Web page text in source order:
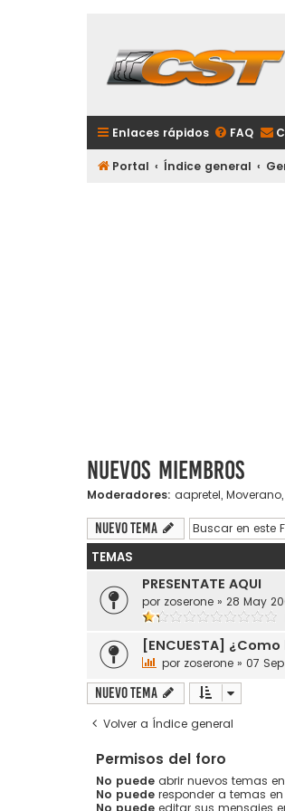
Enlaces rápidos FAQ
Portal Índice general
Nuevos miembros
Moderadores: aapretel, Moverano,
Nuevo Tema
TEMAS
PRESENTATE AQUI
por zoserone » 28 May
[ENCUESTA]
por zoserone » 07
Nuevo Tema
Volver a Índice general
Permisos del foro
No puede abrir nuevos temas
No puede responder a temas en
No puede editar sus mensajes